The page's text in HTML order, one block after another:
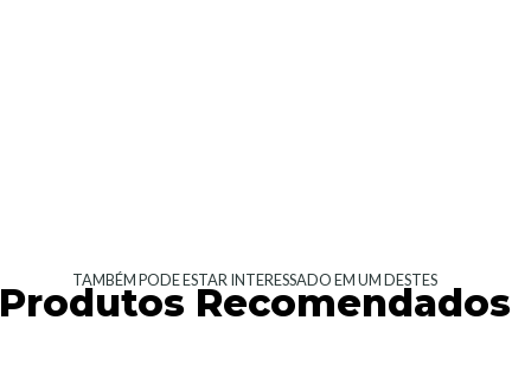
TAMBÉM PODE ESTAR INTERESSADO EM UM DESTES
Produtos Recomendados